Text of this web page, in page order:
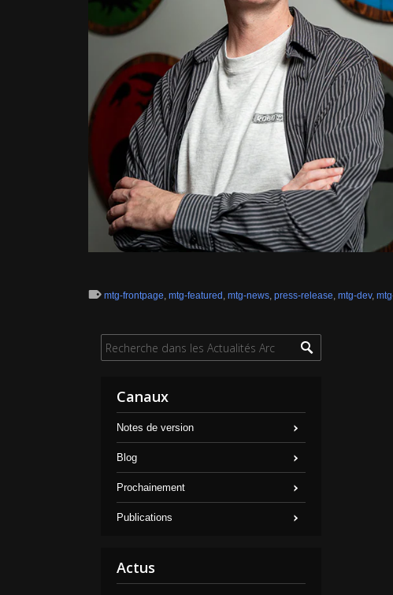
mtg-frontpage, mtg-featured , mtg-news, press-release, mtg-dev,
Canaux
Notes de version
Blog
Prochainement
Publications
Actus